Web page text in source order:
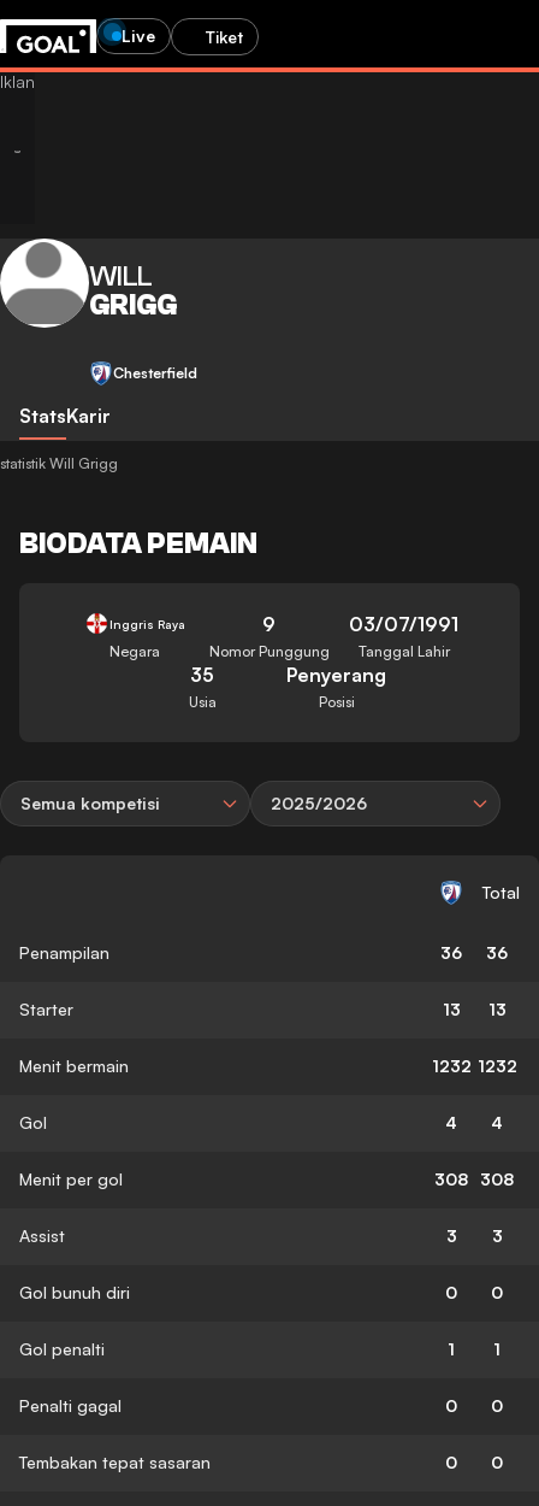
Live Tiket
WILL
GRIGG
Chesterfield
StatsKarir
statistik Will Grigg
BIODATA PEMAIN
Inggris Raya
Negara
9
Nomor Punggung
03/07/1991
Tanggal Lahir
35
Usia
Penyerang
Posisi
Semua kompetisi 2025/2026
Total
Penampilan 36 36
Starter 13 13
Menit bermain 1232 1232
Gol 4 4
Menit per gol 308 308
Assist 3 3
Gol bunuh diri 0 0
Gol penalti 1 1
Penalti gagal 0 0
Tembakan tepat sasaran 0 0